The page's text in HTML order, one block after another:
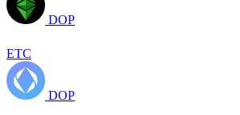
DOP
ETC
DOP